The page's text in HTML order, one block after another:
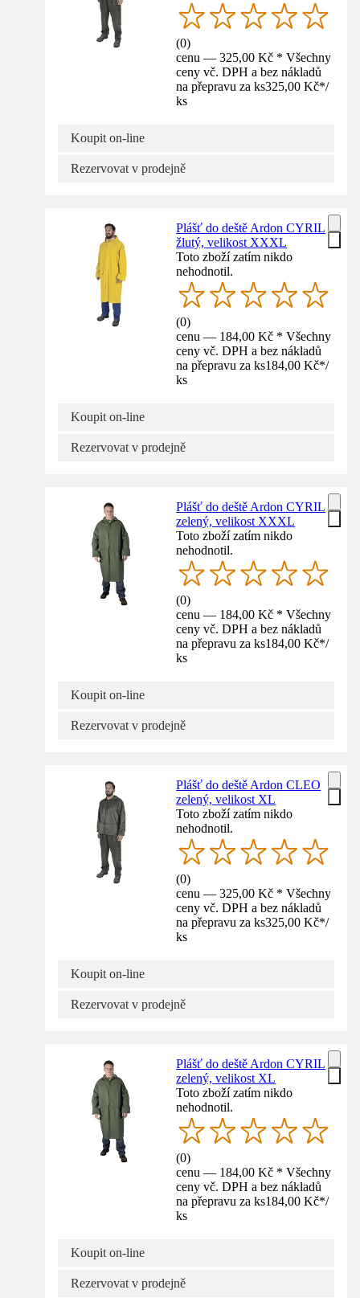
(0)
cenu — 325,00 Kč * Všechny
ceny vč. DPH a bez nákladů
na přepravu za ks325,00 Kč*/
ks
Koupit on-line
Rezervovat v prodejně
Plášť do deště Ardon CYRIL
žlutý, velikost XXXL
Toto zboží zatím nikdo
nehodnotil.
(0)
cenu — 184,00 Kč * Všechny
ceny vč. DPH a bez nákladů
na přepravu za ks184,00 Kč*/
ks
Koupit on-line
Rezervovat v prodejně
Plášť do deště Ardon CYRIL
zelený, velikost XXXL
Toto zboží zatím nikdo
nehodnotil.
(0)
cenu — 184,00 Kč * Všechny
ceny vč. DPH a bez nákladů
na přepravu za ks184,00 Kč*/
ks
Koupit on-line
Rezervovat v prodejně
Plášť do deště Ardon CLEO
zelený, velikost XL
Toto zboží zatím nikdo
nehodnotil.
(0)
cenu — 325,00 Kč * Všechny
ceny vč. DPH a bez nákladů
na přepravu za ks325,00 Kč*/
ks
Koupit on-line
Rezervovat v prodejně
Plášť do deště Ardon CYRIL
zelený, velikost XL
Toto zboží zatím nikdo
nehodnotil.
(0)
cenu — 184,00 Kč * Všechny
ceny vč. DPH a bez nákladů
na přepravu za ks184,00 Kč*/
ks
Koupit on-line
Rezervovat v prodejně